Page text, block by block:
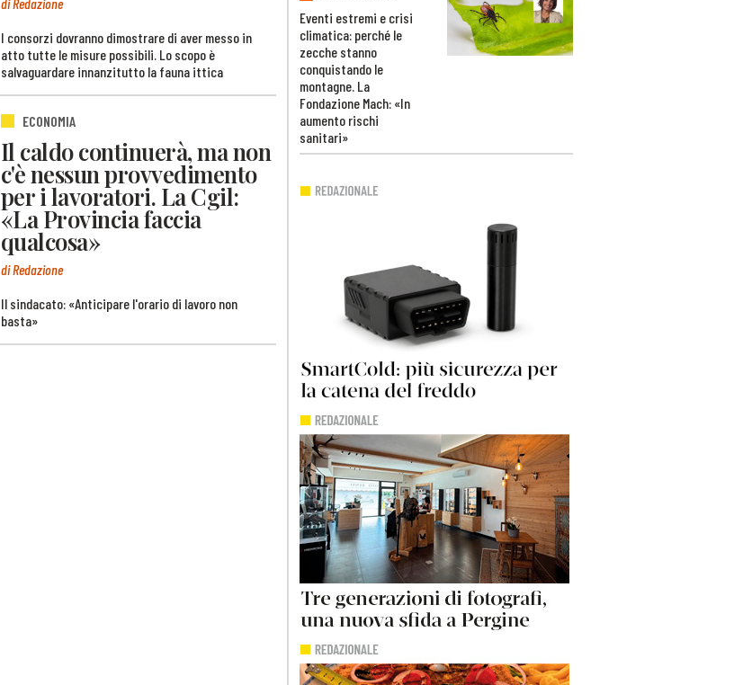
I consorzi dovranno dimostrare di aver messo in
atto tutte le misure possibili. Lo scopo è
salvaguardare innanzitutto la fauna ittica
ECONOMIA
Il caldo continuerà, ma non
c'è nessun provvedimento
per i lavoratori. La Cgil:
«La Provincia faccia
qualcosa»
di Redazione
Il sindacato: «Anticipare l'orario di lavoro non
basta»
Eventi estremi e crisi
climatica: perché le
zecche stanno
conquistando le
montagne. La
Fondazione Mach: «In
aumento rischi
sanitari»